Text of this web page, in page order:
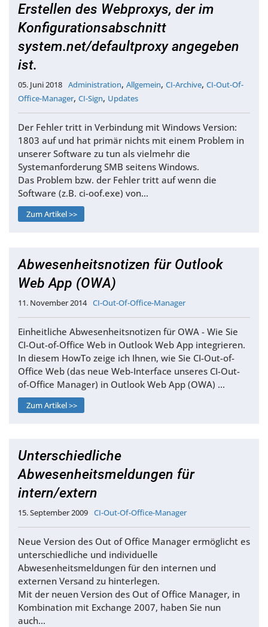
Erstellen des Webproxys, der im
Konfigurationsabschnitt
system.net/defaultproxy angegeben
ist.
05. Juni 2018 Administration, Allgemein, CI-Archive, CI-Out-Of-
Office-Manager, CI-Sign, Updates
Der Fehler tritt in Verbindung mit Windows Version:
1803 auf und hat primär nichts mit einem Problem in
unserer Software zu tun als vielmehr die
Systemanforderung SMB seitens Windows.
Das Problem bzw. der Fehler tritt auf wenn die
Software (z.B. ci-oof.exe) von…
Zum Artikel >>
Abwesenheitsnotizen für Outlook
Web App (OWA)
11. November 2014 CI-Out-Of-Office-Manager
Einheitliche Abwesenheitsnotizen für OWA - Wie Sie
CI-Out-of-Office Web in Outlook Web App integrieren.
In diesem HowTo zeige ich Ihnen, wie Sie CI-Out-of-
Office Web (das neue Web-Interface unseres CI-Out-
of-Office Manager) in Outlook Web App (OWA) …
Zum Artikel >>
Unterschiedliche
Abwesenheitsmeldungen für
intern/extern
15. September 2009 CI-Out-Of-Office-Manager
Neue Version des Out of Office Manager ermöglicht es
unterschiedliche und individuelle
Abwesenheitsmeldungen für den internen und
externen Versand zu hinterlegen.
Mit der neuen Version des Out of Office Manager, in
Kombination mit Exchange 2007, haben Sie nun
auch…